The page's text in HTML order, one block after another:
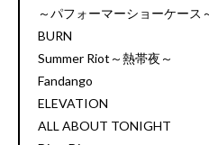
～パフォーマーショーケース
BURN
Summer Riot～熱帯夜～
Fandango
ELEVATION
ALL ABOUT TONIGHT